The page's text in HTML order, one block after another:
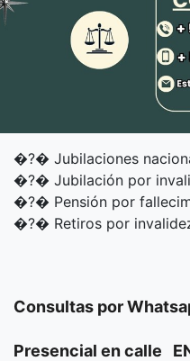
�?� Jubilaciones
�?� Jubilación por
�?� Pensión por
�?� Retiros por
Consultas por
Presencial en calle